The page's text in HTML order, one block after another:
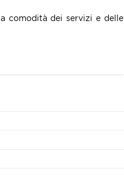
comodità dei servizi e delle